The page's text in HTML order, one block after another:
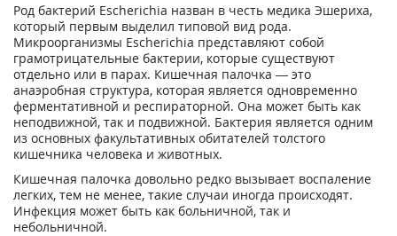
Род бактерий Escherichia назван в честь медика Эшериха,
который первым выделил типовой вид рода.
Микроорганизмы Escherichia представляют собой
грамотрицательные бактерии, которые существуют
отдельно или в парах. Кишечная палочка — это
анаэробная структура, которая является одновременно
ферментативной и респираторной. Она может быть как
неподвижной, так и подвижной. Бактерия является одним
из основных факультативных обитателей толстого
кишечника человека и животных.
Кишечная палочка довольно редко вызывает воспаление
легких, тем не менее, такие случаи иногда происходят.
Инфекция может быть как больничной, так и
небольничной.